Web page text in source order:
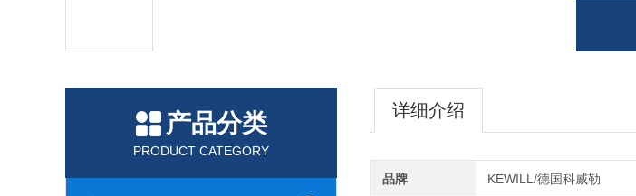
产品分类
PRODUCT CATEGORY
详细介绍
品牌 KEWILL/德国科威勒